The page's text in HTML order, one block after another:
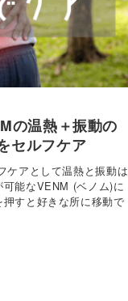
の温熱＋振動の
セルフケア
ケアとして温熱と振動は
能なVENM (ベノム)に
すと好きな所に移動で